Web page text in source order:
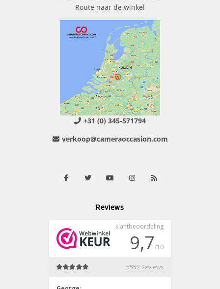
Route naar de winkel
+31 (0) 345-571794
verkoop@cameraoccasion.com
Reviews